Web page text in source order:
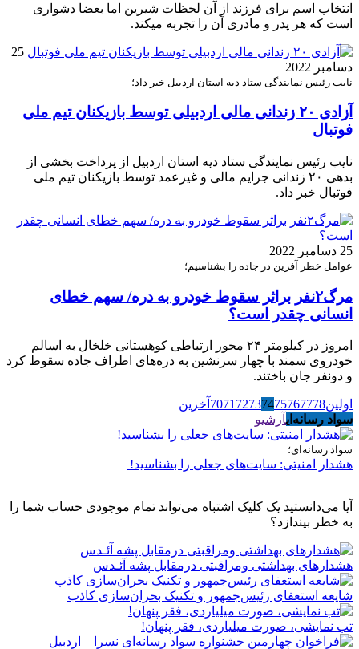
انتخاب اسم برای فرزند از آن لحظات شیرین اما بعضا دشواری
است که هر پدر و مادری آن را تجربه میکند.
25
دسامبر 2022
نایب رئیس نمایندگی ستاد دیه استان اردبیل خبر داد؛
آزادی ۲۰ زندانی مالی اردبیلی توسط بازیکنان تیم ملی
فوتبال
نایب رئیس نمایندگی ستاد دیه استان اردبیل از پرداخت بخشی از
بدهی ۲۰ زندانی جرایم مالی و غیرعمد توسط بازیکنان تیم ملی
فوتبال خبر داد.
25 دسامبر 2022
عوامل خطر آفرین در جاده را بشناسیم؛
مرگ۲نفر براثر سقوط خودرو به دره/ سهم خطای
انسانی چقدر است؟
امروز در کیلومتر ۲۴ محور ارتباطی کوهستانی خلخال به اسالم
خودروی سمند با چهار سرنشین به دره‌های اطراف جاده سقوط کرد
و دونفر جان باختند.
اولین 7071 72737475767778
آخرین
سواد رسانه‌ایآرشیو
سواد رسانه‌ای؛
هشدار امنیتی: سایت‌های جعلی را بشناسید!
آیا می‌دانستید یک کلیک اشتباه می‌تواند تمام موجودی حساب شما را
به خطر بیندازد؟
هشدارهاى بهداشتى ومراقبتى درمقابل پشه آئـدس
شایعه استعفای رئیس‌جمهور و تکنیک بحران‌سازی کاذب
تب نمایشی، صورت میلیاردی، فقر پنهان!